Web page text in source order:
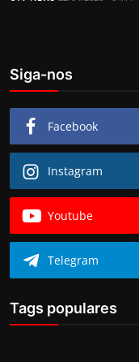
Siga-nos
Facebook
Instagram
Youtube
Telegram
Tags populares